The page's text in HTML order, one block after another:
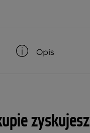
Opis
zyskujesz